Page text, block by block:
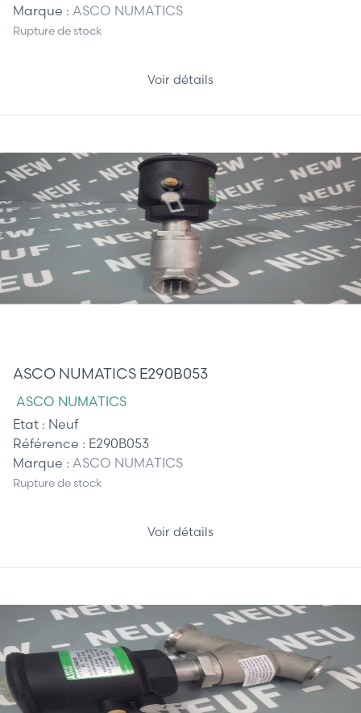
Marque : ASCO NUMATICS
Rupture de stock
Voir détails
ASCO NUMATICS E290B053
ASCO NUMATICS
Etat : Neuf
Référence : E290B053
Marque : ASCO NUMATICS
Rupture de stock
Voir détails